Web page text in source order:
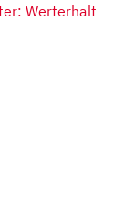
Werterhalt